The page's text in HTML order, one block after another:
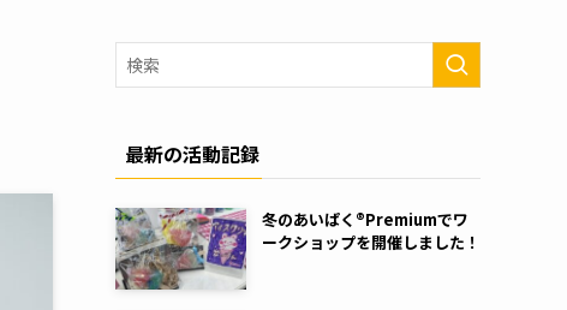
最新の活動記録
冬のあいぱく®Premiumでワ
ークショップを開催しました！